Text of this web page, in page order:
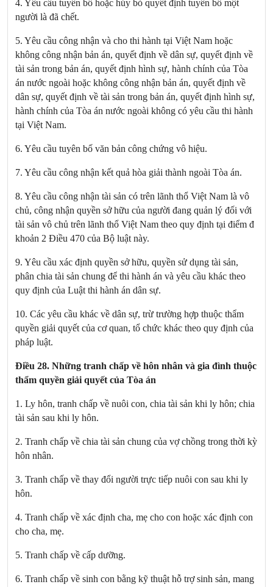
4. Yêu cầu tuyên bố hoặc hủy bỏ quyết định tuyên bố một
người là đã chết.
5. Yêu cầu công nhận và cho thi hành tại Việt Nam hoặc
không công nhận bản án, quyết định về dân sự, quyết định về
tài sản trong bản án, quyết định hình sự, hành chính của Tòa
án nước ngoài hoặc không công nhận bản án, quyết định về
dân sự, quyết định về tài sản trong bản án, quyết định hình sự,
hành chính của Tòa án nước ngoài không có yêu cầu thi hành
tại Việt Nam.
6. Yêu cầu tuyên bố văn bản công chứng vô hiệu.
7. Yêu cầu công nhận kết quả hòa giải thành ngoài Tòa án.
8. Yêu cầu công nhận tài sản có trên lãnh thổ Việt Nam là vô
chủ, công nhận quyền sở hữu của người đang quản lý đối với
tài sản vô chủ trên lãnh thổ Việt Nam theo quy định tại điểm đ
khoản 2 Điều 470 của Bộ luật này.
9. Yêu cầu xác định quyền sở hữu, quyền sử dụng tài sản,
phân chia tài sản chung để thi hành án và yêu cầu khác theo
quy định của Luật thi hành án dân sự.
10. Các yêu cầu khác về dân sự, trừ trường hợp thuộc thẩm
quyền giải quyết của cơ quan, tổ chức khác theo quy định của
pháp luật.
Điều 28. Những tranh chấp về hôn nhân và gia đình thuộc
thẩm quyền giải quyết của Tòa án
1. Ly hôn, tranh chấp về nuôi con, chia tài sản khi ly hôn; chia
tài sản sau khi ly hôn.
2. Tranh chấp về chia tài sản chung của vợ chồng trong thời kỳ
hôn nhân.
3. Tranh chấp về thay đổi người trực tiếp nuôi con sau khi ly
hôn.
4. Tranh chấp về xác định cha, mẹ cho con hoặc xác định con
cho cha, mẹ.
5. Tranh chấp về cấp dưỡng.
6. Tranh chấp về sinh con bằng kỹ thuật hỗ trợ sinh sản, mang